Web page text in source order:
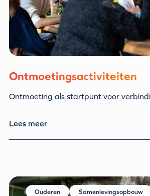
Ontmoetingsactiviteiten
Ontmoeting als startpunt voor
Lees meer
Ouderen Samenlevingsopbouw